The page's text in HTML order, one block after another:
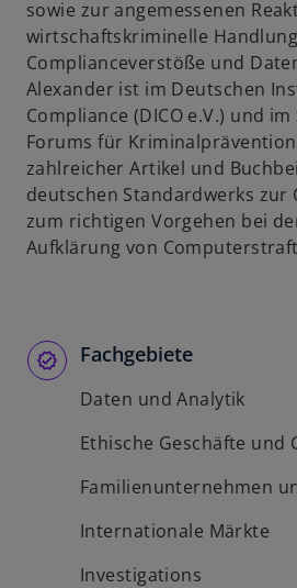
sowie zur angemessenen
wirtschaftskriminelle
Complianceverstöße und
Alexander ist im Deutschen
Compliance (DICO e.V.) und
Forums für
zahlreicher Artikel und
deutschen Standardwerks zur
zum richtigen Vorgehen bei
Aufklärung von
Fachgebiete
Daten und Analytik
Ethische Geschäfte und
Familienunternehmen
Internationale Märkte
Investigations